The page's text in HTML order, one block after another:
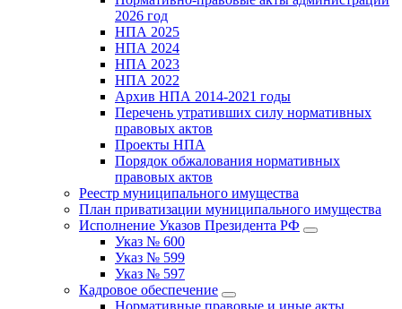
2026 год
НПА 2025
НПА 2024
НПА 2023
НПА 2022
Архив НПА 2014-2021 годы
Перечень утративших силу нормативных
правовых актов
Проекты НПА
Порядок обжалования нормативных
правовых актов
Реестр муниципального имущества
План приватизации муниципального имущества
Исполнение Указов Президента РФ
Указ № 600
Указ № 599
Указ № 597
Кадровое обеспечение